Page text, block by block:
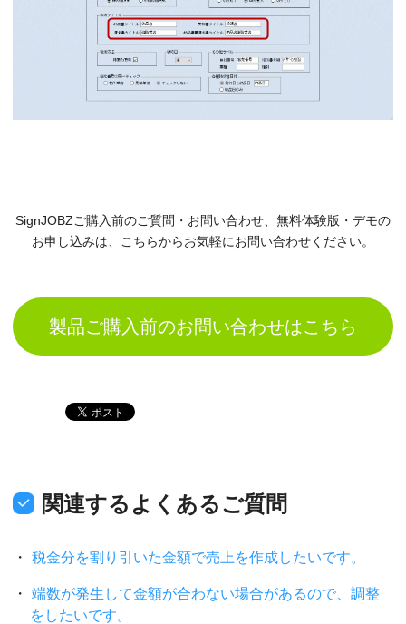
SignJOBZご購入前のご質問・お問い合わせ、無料体験版・デモの
お申し込みは、
こちらからお気軽にお問い合わせください。
製品ご購入前のお問い合わせはこちら
関連するよくあるご質問
税金分を割り引いた金額で売上を作成したいです。
端数が発生して金額が合わない場合があるので、調整
をしたいです。